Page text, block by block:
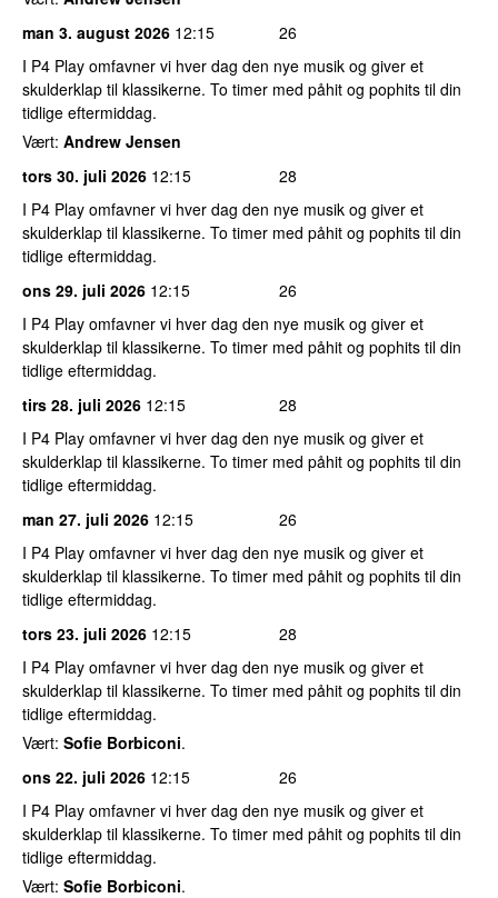
man 3. august 2026 12:15
26
I P4 Play omfavner vi hver dag den nye musik og giver et
skulderklap til klassikerne. To timer med påhit og pophits til din
tidlige eftermiddag.
Vært: Andrew Jensen
tors 30. juli 2026 12:15
28
I P4 Play omfavner vi hver dag den nye musik og giver et
skulderklap til klassikerne. To timer med påhit og pophits til din
tidlige eftermiddag.
ons 29. juli 2026 12:15
26
I P4 Play omfavner vi hver dag den nye musik og giver et
skulderklap til klassikerne. To timer med påhit og pophits til din
tidlige eftermiddag.
tirs 28. juli 2026 12:15
28
I P4 Play omfavner vi hver dag den nye musik og giver et
skulderklap til klassikerne. To timer med påhit og pophits til din
tidlige eftermiddag.
man 27. juli 2026 12:15
26
I P4 Play omfavner vi hver dag den nye musik og giver et
skulderklap til klassikerne. To timer med påhit og pophits til din
tidlige eftermiddag.
tors 23. juli 2026 12:15
28
I P4 Play omfavner vi hver dag den nye musik og giver et
skulderklap til klassikerne. To timer med påhit og pophits til din
tidlige eftermiddag.
Vært: Sofie Borbiconi.
ons 22. juli 2026 12:15
26
I P4 Play omfavner vi hver dag den nye musik og giver et
skulderklap til klassikerne. To timer med påhit og pophits til din
tidlige eftermiddag.
Vært: Sofie Borbiconi.